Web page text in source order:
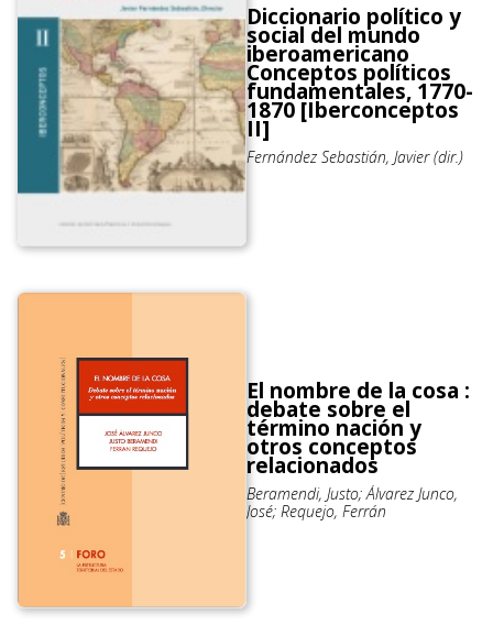
Diccionario político y
social del mundo
iberoamericano
Conceptos políticos
fundamentales, 1770-
1870 [Iberconceptos
II]
Fernández Sebastián, Javier (dir.)
El nombre de la cosa :
debate sobre el
término nación y
otros conceptos
relacionados
Beramendi, Justo; Álvarez Junco,
José; Requejo, Ferrán